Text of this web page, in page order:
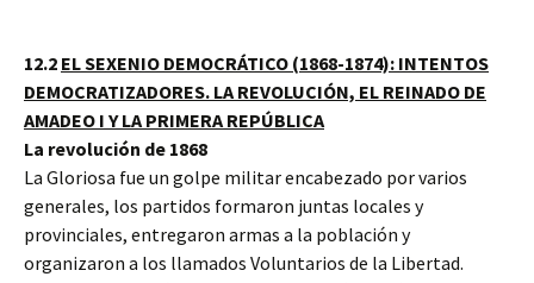
12.2 EL SEXENIO DEMOCRÁTICO (1868-1874): INTENTOS
DEMOCRATIZADORES. LA REVOLUCIÓN, EL REINADO DE
AMADEO I Y LA PRIMERA REPÚBLICA
La revolución de 1868
La Gloriosa fue un golpe militar encabezado por varios
generales, los partidos formaron juntas locales y
provinciales, entregaron armas a la población y
organizaron a los llamados Voluntarios de la Libertad.